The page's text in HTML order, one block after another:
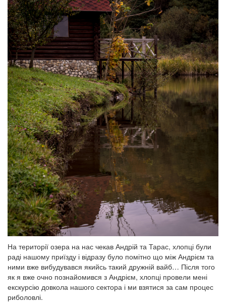
На території озера на нас чекав Андрій та Тарас, хлопці були
раді нашому приїзду і відразу було помітно що між Андрієм та
ними вже вибудувався якийсь такий дружній вайб… Після того
як я вже очно познайомився з Андрієм, хлопці провели мені
екскурсію довкола нашого сектора і ми взятися за сам процес
риболовлі.